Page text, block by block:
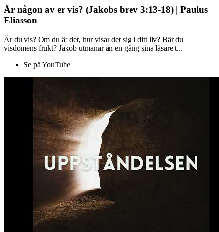
Är någon av er vis? (Jakobs brev 3:13-18) | Paulus
Eliasson
Är du vis? Om du är det, hur visar det sig i ditt liv? Bär du
visdomens frukt? Jakob utmanar än en gång sina läsare t...
Se på YouTube